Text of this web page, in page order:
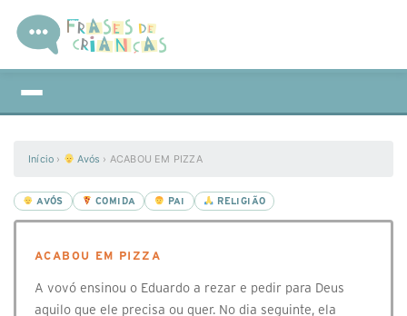
Início › Avós › ACABOU EM PIZZA
AVÓS COMIDA PAI RELIGIÃO
ACABOU EM PIZZA
A vovó ensinou o Eduardo a rezar e pedir para Deus
aquilo que ele precisa ou quer. No dia seguinte, ela